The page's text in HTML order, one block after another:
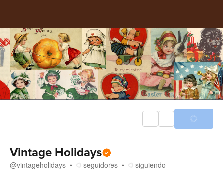
Vintage Holidays
@vintageholidays seguidores
siguiendo